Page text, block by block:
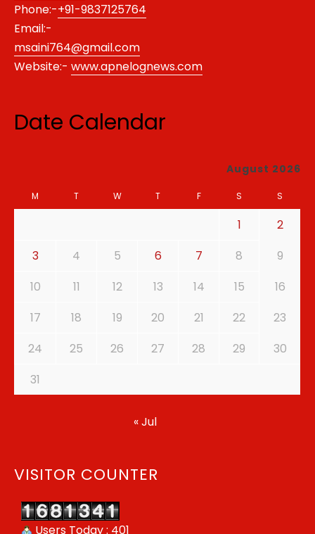
Phone:-+91-9837125764
Email:-
msaini764@gmail.com
Website:- www.apnelognews.com
Date Calendar
August 2026
M T W T F S S
1
2
3
4 5 6 7 8
9
10
11 12 13 14 15
16
17
18 19 20 21 22
23
24
25 26 27 28 29
30
31
« Jul
VISITOR COUNTER
Users Today : 401